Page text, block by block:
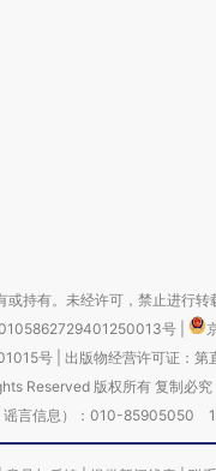
持有。未经许可，禁止进行转
号
号| 出版物经营许可证：第
Reserved 版权所有 复制必究
谣言信息）：010-85905050